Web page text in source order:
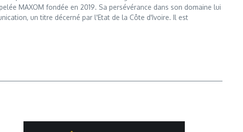
MAXOM fondée en 2019. Sa persévérance dans son domaine lui
un titre décerné par l'Etat de la Côte d'Ivoire. Il est